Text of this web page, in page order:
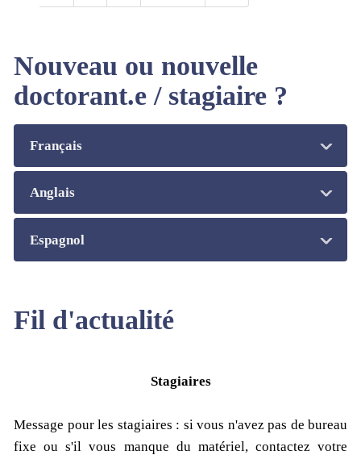
Nouveau ou nouvelle
doctorant.e / stagiaire ?
Français
Anglais
Espagnol
Fil d'actualité
Stagiaires
Message pour les stagiaires : si vous n'avez pas de bureau
fixe ou s'il vous manque du matériel, contactez votre